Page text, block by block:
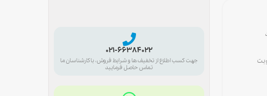
021-66384022
جهت کسب اطلاع از تخفیف ها و شرایط فروش، با کارشناسان ما
تماس حاصل فرمایید